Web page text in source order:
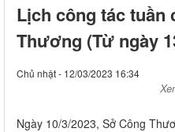
Lịch công tác tuần
Thương (Từ ngày
Chủ nhật - 12/03/2023 16:34
​Ngày 10/3/2023, Sở Công